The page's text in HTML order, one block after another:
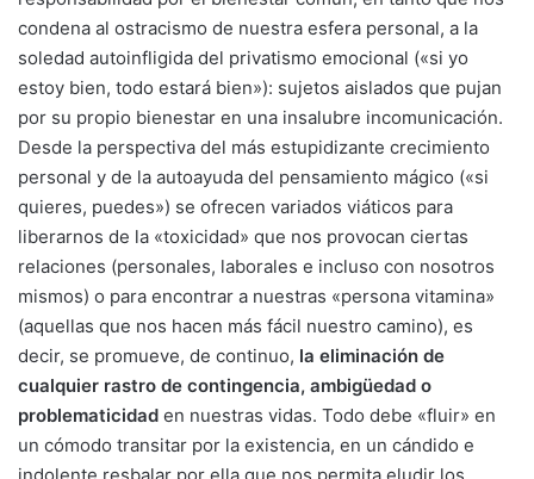
condena al ostracismo de nuestra esfera personal, a la
soledad autoinfligida del privatismo emocional («si yo
estoy bien, todo estará bien»): sujetos aislados que pujan
por su propio bienestar en una insalubre incomunicación.
Desde la perspectiva del más estupidizante crecimiento
personal y de la autoayuda del pensamiento mágico («si
quieres, puedes») se ofrecen variados viáticos para
liberarnos de la «toxicidad» que nos provocan ciertas
relaciones (personales, laborales e incluso con nosotros
mismos) o para encontrar a nuestras «persona vitamina»
(aquellas que nos hacen más fácil nuestro camino), es
decir, se promueve, de continuo, la eliminación de
cualquier rastro de contingencia, ambigüedad o
problematicidad en nuestras vidas. Todo debe «fluir» en
un cómodo transitar por la existencia, en un cándido e